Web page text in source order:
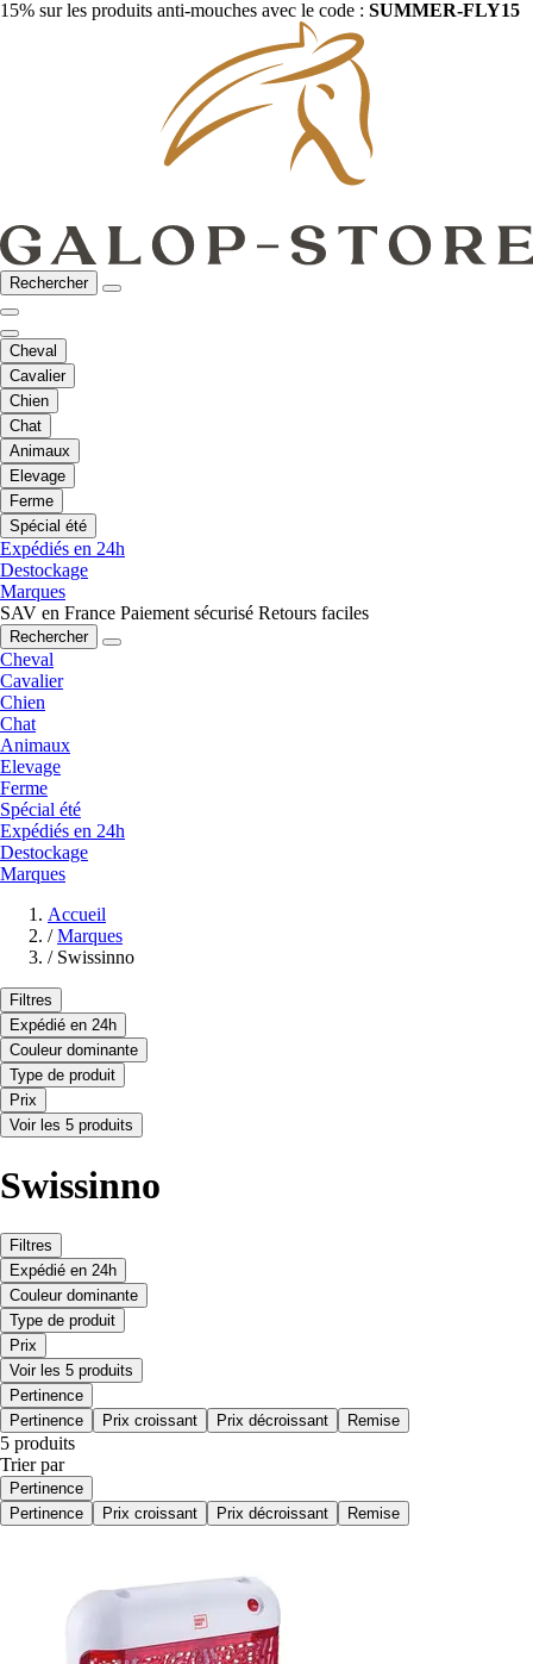
15% sur les produits anti-mouches avec le code : SUMMER-FLY15
Rechercher
Cheval
Cavalier
Chien
Chat
Animaux
Elevage
Ferme
Spécial été
Expédiés en 24h
Destockage
Marques
SAV en France Paiement sécurisé Retours faciles
Rechercher
Cheval
Cavalier
Chien
Chat
Animaux
Elevage
Ferme
Spécial été
Expédiés en 24h
Destockage
Marques
Accueil
/ Marques
/ Swissinno
Filtres
Expédié en 24h
Couleur dominante
Type de produit
Prix
Voir les 5 produits
Swissinno
Filtres
Expédié en 24h
Couleur dominante
Type de produit
Prix
Voir les 5 produits
Pertinence
Pertinence
Prix croissant Prix décroissant Remise
5 produits
Trier par
Pertinence
Pertinence
Prix croissant Prix décroissant Remise